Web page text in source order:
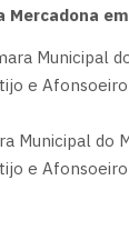
Mercadona
Municipal do
e